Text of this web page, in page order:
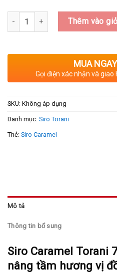
Số lượng Thêm vào
MUA NGAY
Gọi điện xác nhận và giao
SKU: Không áp dụng
Danh mục: Siro Torani
Thẻ: Siro Caramel
Mô tả
Thông tin bổ sung
Siro Caramel Torani
nâng tầm hương vị